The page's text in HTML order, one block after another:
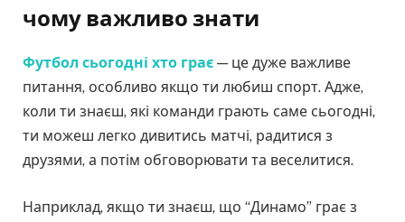
чому важливо знати
Футбол сьогодні хто грає — це дуже важливе
питання, особливо якщо ти любиш спорт. Адже,
коли ти знаєш, які команди грають саме сьогодні,
ти можеш легко дивитись матчі, радитися з
друзями, а потім обговорювати та веселитися.
Наприклад, якщо ти знаєш, що “Динамо” грає з